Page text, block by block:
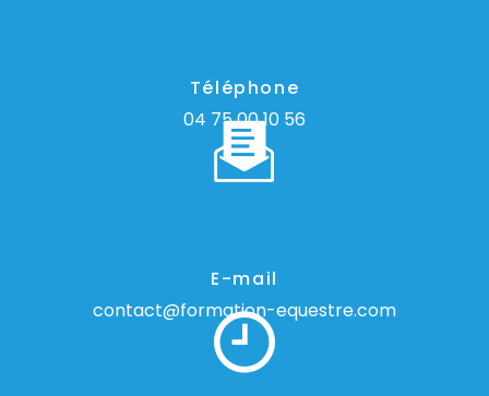
Téléphone
04 75 00 10 56
E-mail
contact@formation-equestre.com